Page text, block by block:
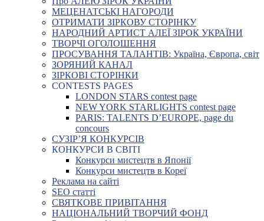
МЕЦЕНАТСЬКІ НАГОРОДИ
ОТРИМАТИ ЗІРКОВУ СТОРІНКУ
НАРОДНИЙ АРТИСТ АЛЕЇ ЗІРОК УКРАЇНИ
ТВОРЧІ ОГОЛОШЕННЯ
ПРОСУВАННЯ ТАЛАНТІВ: Україна, Європа, світ
ЗОРЯНИЙ КАНАЛ
ЗІРКОВІ СТОРІНКИ
CONTESTS PAGES
LONDON STARS contest page
NEW YORK STARLIGHTS contest page
PARIS: TALENTS D’EUROPE, page du
concours
СУЗІР’Я КОНКУРСІВ
КОНКУРСИ В СВІТІ
Конкурси мистецтв в Японії
Конкурси мистецтв в Кореї
Реклама на сайті
SEO статті
СВЯТКОВЕ ПРИВІТАННЯ
НАЦІОНАЛЬНИЙ ТВОРЧИЙ ФОНД